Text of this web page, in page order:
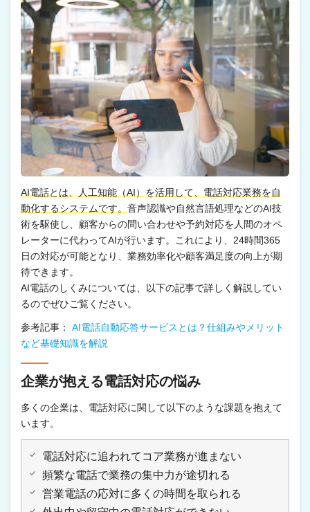
AI電話とは、人工知能（AI）を活用して、電話対応業務を自
動化するシステムです。 音声認識や自然言語処理などのAI技
術を駆使し、顧客からの問い合わせや予約対応を人間のオペ
レーターに代わってAIが行います。これにより、24時間365
日の対応が可能となり、業務効率化や顧客満足度の向上が期
待できます。
AI電話のしくみについては、以下の記事で詳しく解説してい
るのでぜひご覧ください。
参考記事：
AI電話自動応答サービスとは？仕組みやメリット
など基礎知識を解説
企業が抱える電話対応の悩み
多くの企業は、電話対応に関して以下のような課題を抱えて
います。
電話対応に追われてコア業務が進まない
頻繁な電話で業務の集中力が途切れる
営業電話の応対に多くの時間を取られる